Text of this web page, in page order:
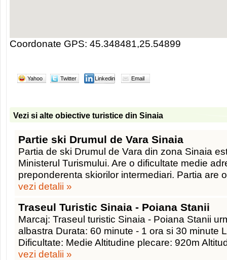
Coordonate GPS: 45.348481,25.54899
Yahoo Twitter Linkedin Email
Vezi si alte obiective turistice din Sinaia
Partie ski Drumul de Vara Sinaia
Partia de ski Drumul de Vara din zona Sinaia
Ministerul Turismului. Are o dificultate medie
preponderenta skiorilor intermediari. Partia are
vezi detalii »
Traseul Turistic Sinaia - Poiana Stanii
Marcaj: Traseul turistic Sinaia - Poiana Stanii
albastra Durata: 60 minute - 1 ora si 30 minute
Dificultate: Medie Altitudine plecare: 920m
vezi detalii »